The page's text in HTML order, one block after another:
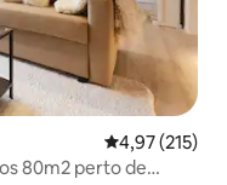
4,97 de uma
4,97 (215)
80m2 perto de